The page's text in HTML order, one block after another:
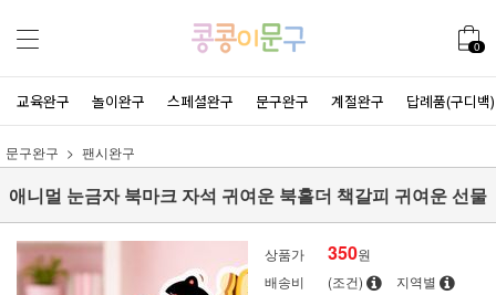
0
교육완구 놀이완구 스페셜완구 문구완구 계절완구 답례품(구디백)
문구완구 팬시완구
애니멀 눈금자 북마크 자석 귀여운 북홀더 책갈피 귀여운 선물
상품가 350원
배송비
(조건) 지역별